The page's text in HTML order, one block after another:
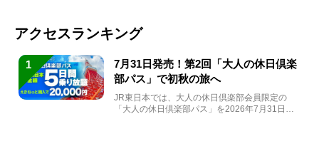
アクセスランキング
1
7月31日発売！第2回「大人の休日倶楽
部パス」で初秋の旅へ
JR東日本では、大人の休日倶楽部会員限定の
「大人の休日倶楽部パス」を2026年7月31日